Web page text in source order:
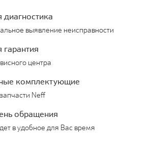
диагностика
выявление неисправности
центра
комплектующие
Neff
обращения
в удобное для Вас время